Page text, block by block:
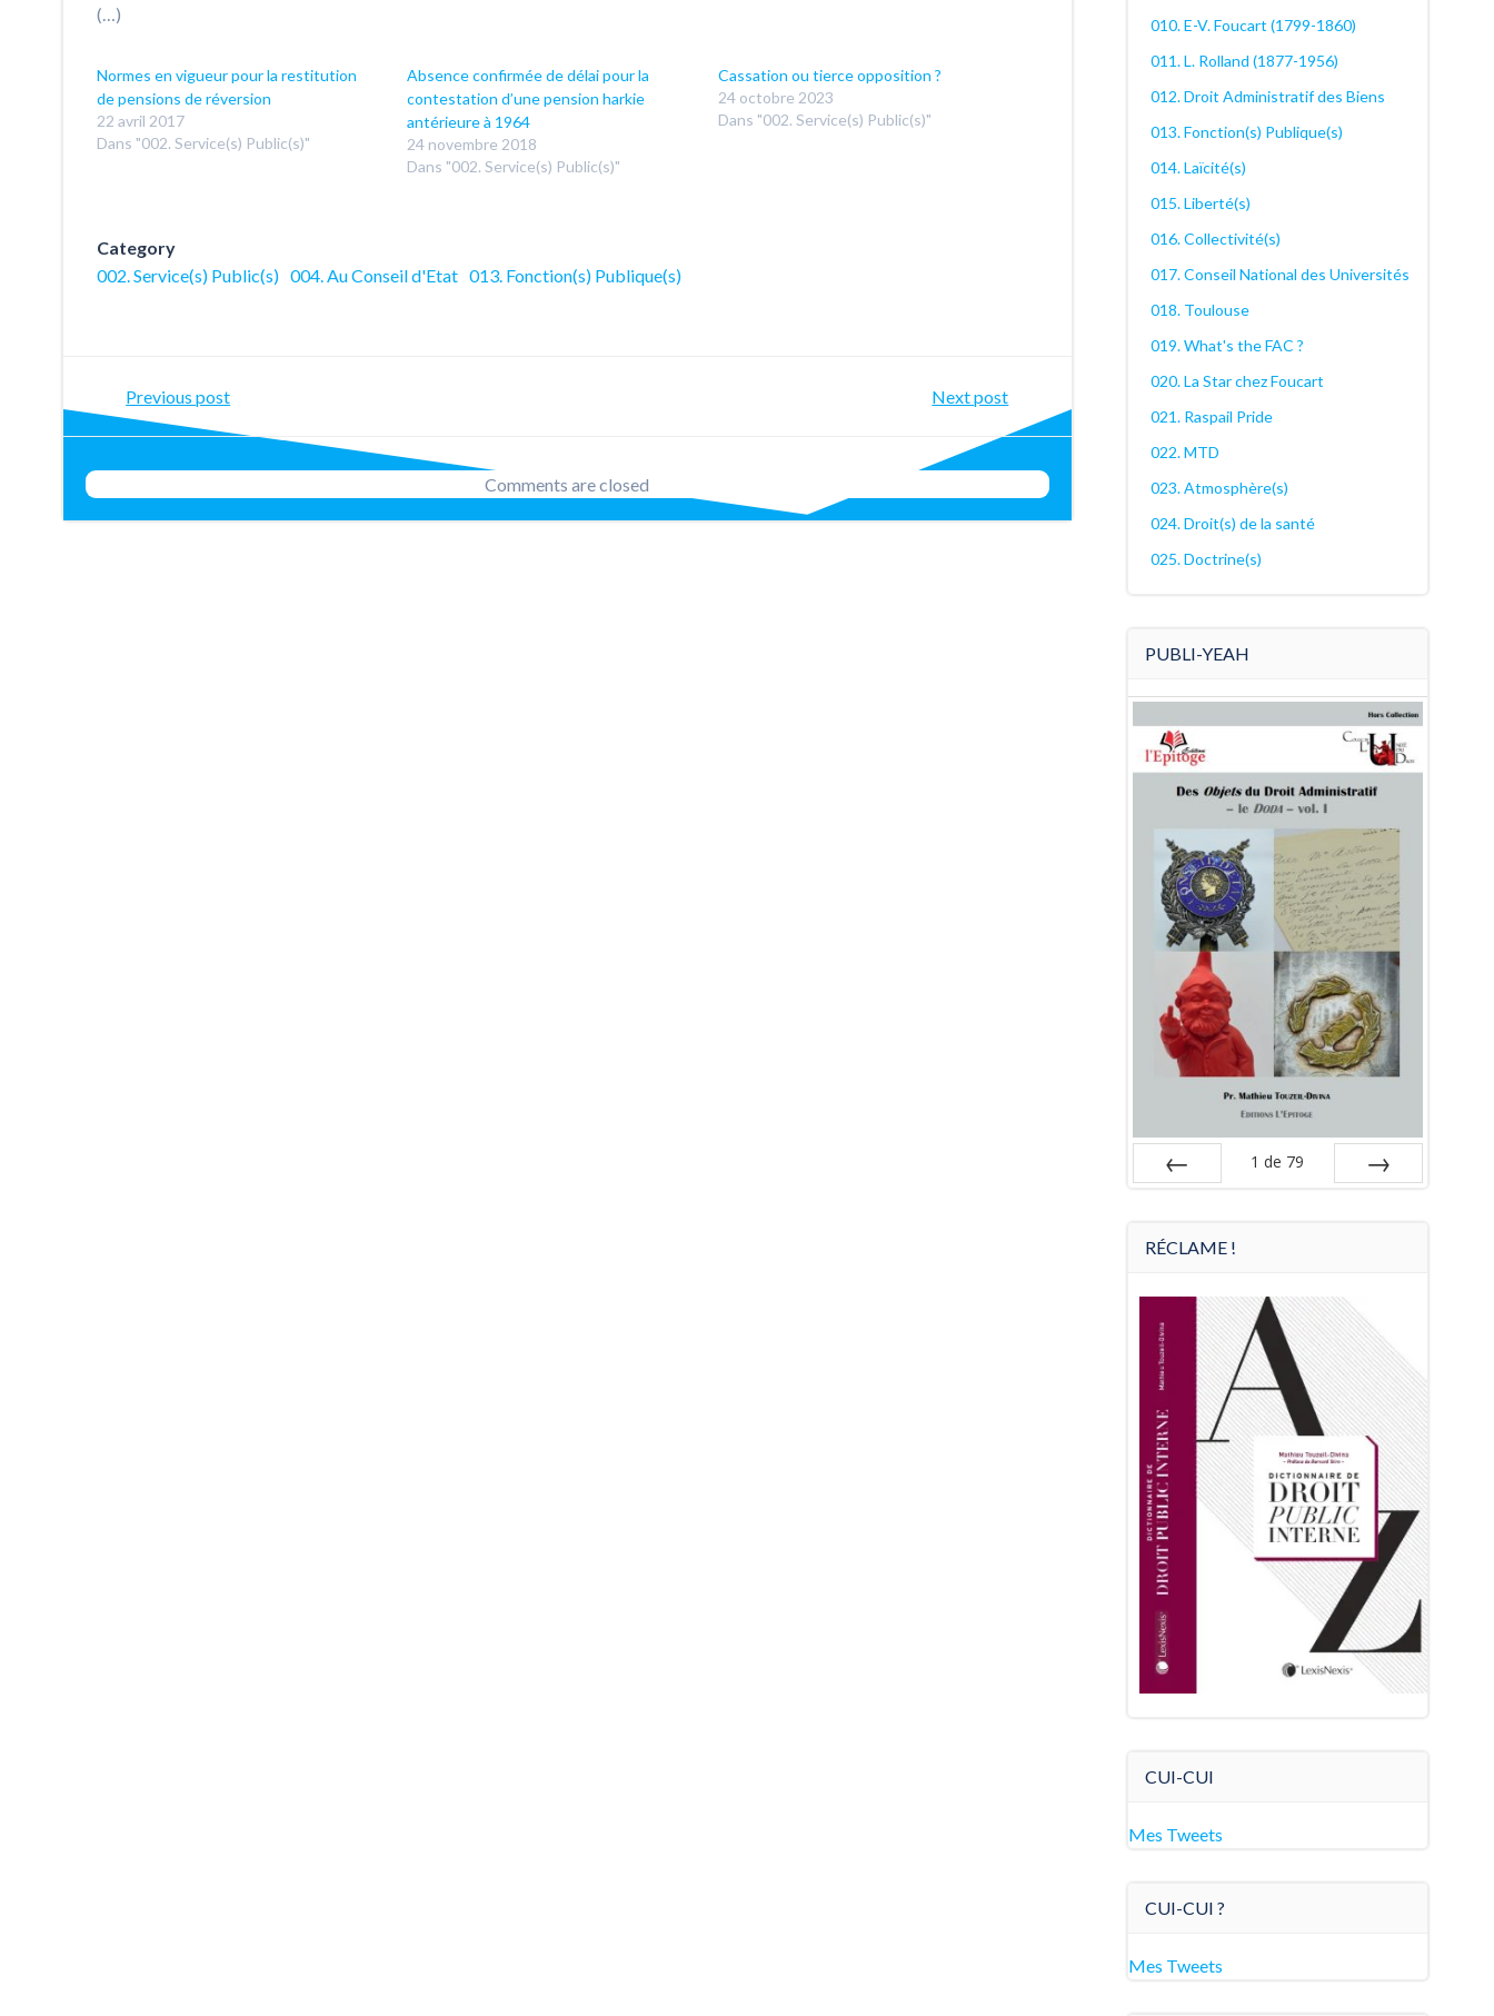
(…)
Normes en vigueur pour la restitution
de pensions de réversion
22 avril 2017
Dans "002. Service(s) Public(s)"
Absence confirmée de délai pour la
contestation d’une pension harkie
antérieure à 1964
24 novembre 2018
Dans "002. Service(s) Public(s)"
Cassation ou tierce opposition ?
24 octobre 2023
Dans "002. Service(s) Public(s)"
Category
002. Service(s) Public(s) 004. Au Conseil d'Etat 013. Fonction(s) Publique(s)
Post
navigation
Previous post
Post
navigation
Next post
Comments are closed
010. E-V. Foucart (1799-1860)
011. L. Rolland (1877-1956)
012. Droit Administratif des Biens
013. Fonction(s) Publique(s)
014. Laïcité(s)
015. Liberté(s)
016. Collectivité(s)
017. Conseil National des Universités
018. Toulouse
019. What's the FAC ?
020. La Star chez Foucart
021. Raspail Pride
022. MTD
023. Atmosphère(s)
024. Droit(s) de la santé
025. Doctrine(s)
PUBLI-YEAH
1 de 79
RÉCLAME !
CUI-CUI
Mes Tweets
CUI-CUI ?
Mes Tweets